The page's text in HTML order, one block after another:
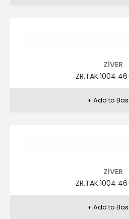
ZİVER
ZR.TAK.976 48-
ZİVER
ZR.TAK.976 48-